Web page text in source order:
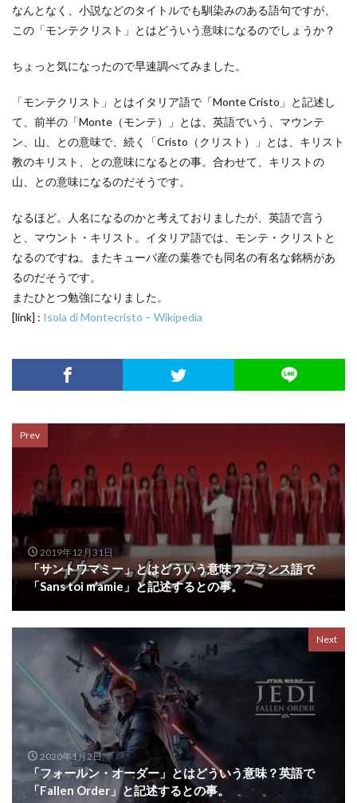
なんとなく、小説などのタイトルでも馴染みのある語句ですが、
この「モンテクリスト」とはどういう意味になるのでしょうか？
ちょっと気になったので早速調べてみました。
「モンテクリスト」とはイタリア語で「Monte Cristo」と記述し
て、前半の「Monte（モンテ）」とは、英語でいう、マウンテ
ン、山、との意味で、続く「Cristo（クリスト）」とは、キリスト
教のキリスト、との意味になるとの事。合わせて、キリストの
山、との意味になるのだそうです。
なるほど。人名になるのかと考えておりましたが、英語で言う
と、マウント・キリスト。イタリア語では、モンテ・クリストと
なるのですね。またキューバ産の葉巻でも同名の有名な銘柄があ
るのだそうです。
またひとつ勉強になりました。
[link] : Isola di Montecristo – Wikipedia
Prev
2019年12月31日
「サントワマミー」とはどういう意味？フランス語で
「Sans toi m’amie」と記述するとの事。
Next
2020年1月2日
「フォールン・オーダー」とはどういう意味？英語で
「Fallen Order」と記述するとの事。